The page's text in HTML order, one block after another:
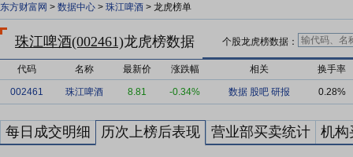
东方财富网 > 数据中心 > 珠江啤酒 > 龙虎榜单
珠江啤酒(002461)龙虎榜数据 个股龙虎榜数据：
代码 名称 最新价 涨跌幅 相关 换手率
002461 珠江啤酒 8.81 -0.34% 数据 股吧 研报 0.28%
每日成交明细 历次上榜后表现 营业部买卖统计 机构